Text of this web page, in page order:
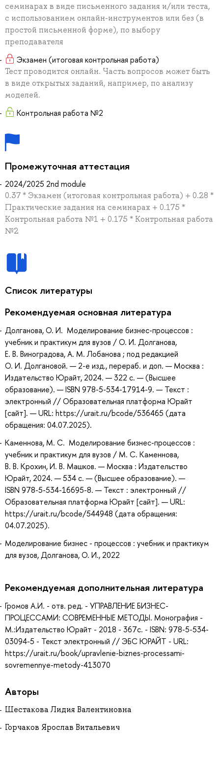
семинарах в виде письменного задания и/или теста,
с использованием онлайн-инструментов или без (в
простой письменной форме), по выбору
преподавателя
Экзамен (итоговая контрольная работа)
Тест проводится онлайн. Часть вопросов может быть
в виде открытых заданий, например, по анализу
моделей.
Контрольная работа №2
Промежуточная аттестация
2024/2025 2nd module
0.37 * Экзамен (итоговая контрольная работа) + 0.28 *
Практические задания на семинарах + 0.175 *
Контрольная работа №1 + 0.175 * Контрольная работа
№2
Список литературы
Рекомендуемая основная литература
Долганова, О. И. Моделирование бизнес-процессов :
учебник и практикум для вузов / О. И. Долганова,
Е. В. Виноградова, А. М. Лобанова ; под редакцией
О. И. Долгановой. — 2-е изд., перераб. и доп. — Москва :
Издательство Юрайт, 2024. — 322 с. — (Высшее
образование). — ISBN 978-5-534-17914-9. — Текст :
электронный // Образовательная платформа Юрайт
[сайт]. — URL: https://urait.ru/bcode/536465 (дата
обращения: 04.07.2025).
Каменнова, М. С. Моделирование бизнес-процессов :
учебник и практикум для вузов / М. С. Каменнова,
В. В. Крохин, И. В. Машков. — Москва : Издательство
Юрайт, 2024. — 534 с. — (Высшее образование). —
ISBN 978-5-534-16695-8. — Текст : электронный //
Образовательная платформа Юрайт [сайт]. — URL:
https://urait.ru/bcode/544948 (дата обращения:
04.07.2025).
Моделирование бизнес - процессов : учебник и практикум
для вузов, Долганова, О. И., 2022
Рекомендуемая дополнительная литература
Громов А.И. - отв. ред. - УПРАВЛЕНИЕ БИЗНЕС-
ПРОЦЕССАМИ: СОВРЕМЕННЫЕ МЕТОДЫ. Монография -
М.:Издательство Юрайт - 2018 - 367с. - ISBN: 978-5-534-
03094-5 - Текст электронный // ЭБС ЮРАЙТ - URL:
https://urait.ru/book/upravlenie-biznes-processami-
sovremennye-metody-413070
Авторы
Шестакова Лидия Валентиновна
Горчаков Ярослав Витальевич